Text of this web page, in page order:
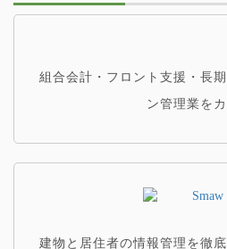
組合会計・フロント支援・長
ン管理業を
建物と居住者の情報管理を徹